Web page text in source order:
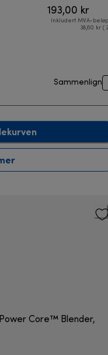
193,00 kr
Inkludert MVA-
38,60 kr (
Sammenlign